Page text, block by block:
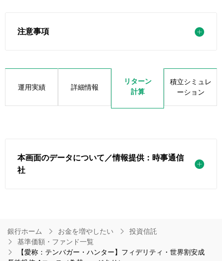
注意事項
運用実績 詳細情報
リターン
計算
積立シミュレ
ーション
本画面のデータについて／情報提供：時事通信
社
銀行ホーム お金を増やしたい
投資信託
基準価額・ファンド一覧
【愛称：テンバガー・ハンター】フィデリティ・世界割安成